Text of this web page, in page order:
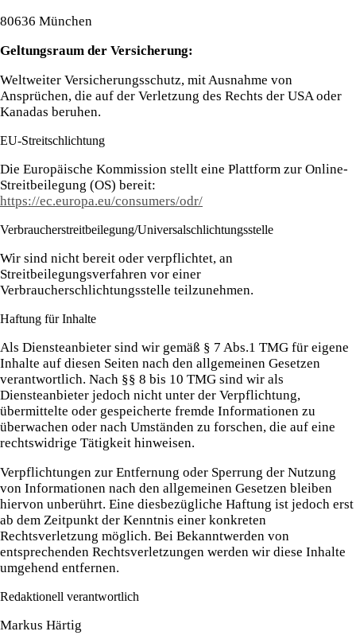
80636 München
Geltungsraum der Versicherung:
Weltweiter Versicherungsschutz, mit Ausnahme von
Ansprüchen, die auf der Verletzung des Rechts der USA oder
Kanadas beruhen.
EU-Streitschlichtung
Die Europäische Kommission stellt eine Plattform zur Online-
Streitbeilegung (OS) bereit:
https://ec.europa.eu/consumers/odr/
Verbraucherstreitbeilegung/Universalschlichtungsstelle
Wir sind nicht bereit oder verpflichtet, an
Streitbeilegungsverfahren vor einer
Verbraucherschlichtungsstelle teilzunehmen.
Haftung für Inhalte
Als Diensteanbieter sind wir gemäß § 7 Abs.1 TMG für eigene
Inhalte auf diesen Seiten nach den allgemeinen Gesetzen
verantwortlich. Nach §§ 8 bis 10 TMG sind wir als
Diensteanbieter jedoch nicht unter der Verpflichtung,
übermittelte oder gespeicherte fremde Informationen zu
überwachen oder nach Umständen zu forschen, die auf eine
rechtswidrige Tätigkeit hinweisen.
Verpflichtungen zur Entfernung oder Sperrung der Nutzung
von Informationen nach den allgemeinen Gesetzen bleiben
hiervon unberührt. Eine diesbezügliche Haftung ist jedoch erst
ab dem Zeitpunkt der Kenntnis einer konkreten
Rechtsverletzung möglich. Bei Bekanntwerden von
entsprechenden Rechtsverletzungen werden wir diese Inhalte
umgehend entfernen.
Redaktionell verantwortlich
Markus Härtig